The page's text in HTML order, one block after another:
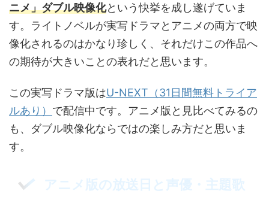
ニメ」ダブル映像化という快挙を成し遂げていま
す。ライトノベルが実写ドラマとアニメの両方で映
像化されるのはかなり珍しく、それだけこの作品へ
の期待が大きいことの表れだと思います。
この実写ドラマ版はU-NEXT（31日間無料トライア
ルあり） で配信中です。アニメ版と見比べてみるの
も、ダブル映像化ならではの楽しみ方だと思いま
す。
アニメ版の放送日と声優・主題歌